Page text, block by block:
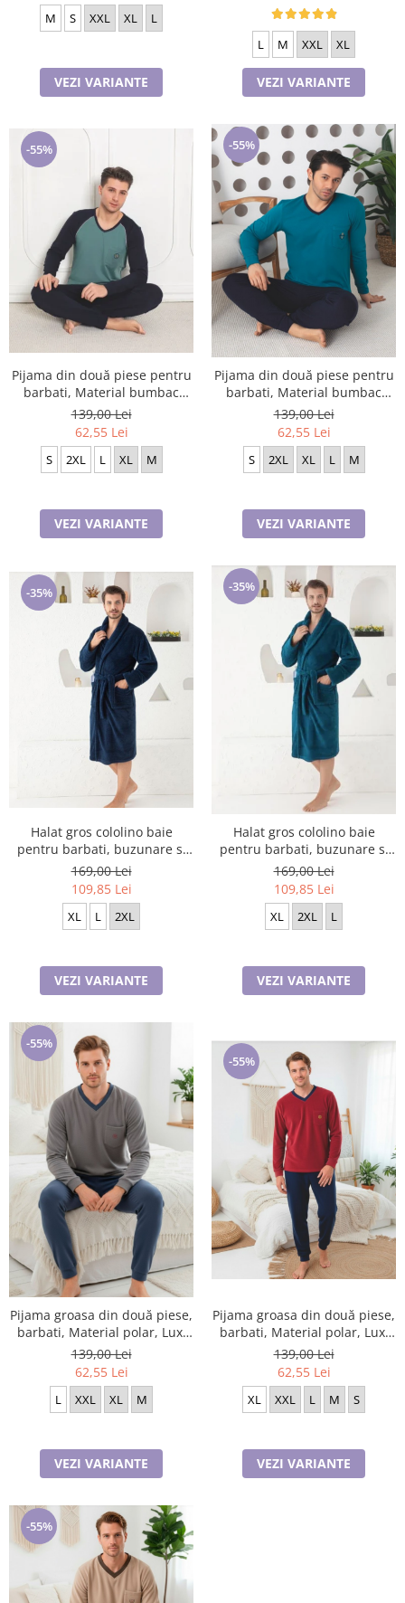
M S XXL XL L
VEZI VARIANTE
L M XXL XL
VEZI VARIANTE
-55%
Pijama din două piese pentru
barbati, Material bumbac
Lycra Baki908
139,00 Lei
62,55 Lei
S 2XL L XL M
VEZI VARIANTE
-55%
Pijama din două piese pentru
barbati, Material bumbac
Lycra Baki901
139,00 Lei
62,55 Lei
S 2XL XL L M
VEZI VARIANTE
-35%
Halat gros cololino baie
pentru barbati, buzunare si
cordon in talie, bleomarin
169,00 Lei
109,85 Lei
XL L 2XL
VEZI VARIANTE
-35%
Halat gros cololino baie
pentru barbati, buzunare si
cordon in talie, VERDE PETROL
169,00 Lei
109,85 Lei
XL 2XL L
VEZI VARIANTE
-55%
Pijama groasa din două piese,
barbati, Material polar, Lux,
BakI88 100%micro
139,00 Lei
62,55 Lei
L XXL XL M
VEZI VARIANTE
-55%
Pijama groasa din două piese,
barbati, Material polar, Lux,
BakI89 100%micro
139,00 Lei
62,55 Lei
XL XXL L M S
VEZI VARIANTE
-55%